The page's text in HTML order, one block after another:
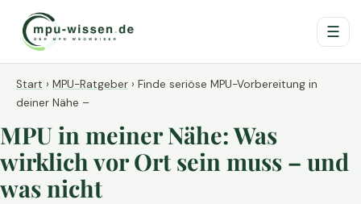
☰
Start › MPU-Ratgeber › Finde seriöse MPU-Vorbereitung in
deiner Nähe –
MPU in meiner Nähe: Was
wirklich vor Ort sein muss – und
was nicht